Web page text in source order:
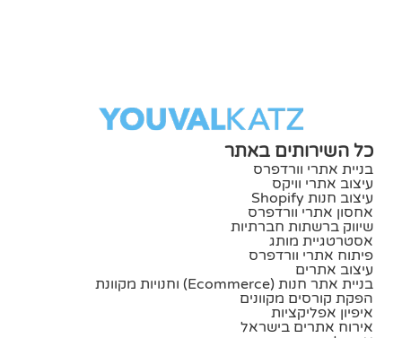
כל השירותים באתר
בניית אתרי וורדפרס
עיצוב אתרי וויקס
עיצוב חנות Shopify
אחסון אתרי וורדפרס
שיווק ברשתות חברתיות
אסטרטגיית מותג
פיתוח אתרי וורדפרס
עיצוב אתרים
בניית אתר חנות (ecommerce) וחנויות מקוונת
הפקת קורסים מקוונים
איפיון אפליקציות
אירוח אתרים בישראל